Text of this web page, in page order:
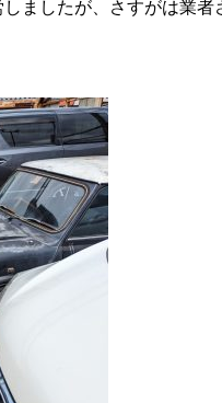
ましたが、さすがは業者